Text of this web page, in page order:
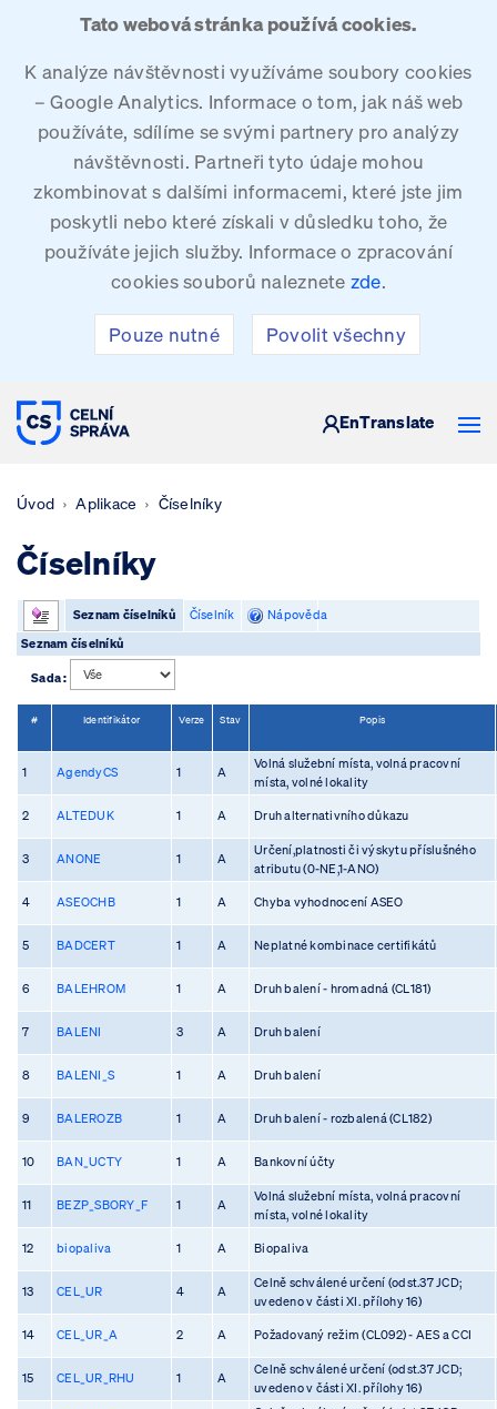
Tato webová stránka používá cookies.
K analýze návštěvnosti využíváme soubory cookies
– Google Analytics. Informace o tom, jak náš web
používáte, sdílíme se svými partnery pro analýzy
návštěvnosti. Partneři tyto údaje mohou
zkombinovat s dalšími informacemi, které jste jim
poskytli nebo které získali v důsledku toho, že
používáte jejich služby. Informace o zpracování
cookies souborů naleznete zde.
Pouze nutné Povolit všechny
CELNÍ SPRÁVA ČESKÉ REPUBLIKY
EnTranslate
Úvod Aplikace Číselníky
Číselníky
Seznam číselníků Číselník
Nápověda
Seznam číselníků
Sada :
# Identifikátor Verze Stav Popis
1 AgendyCS 1 A
Volná služební místa, volná pracovní
místa, volné lokality
2 ALTEDUK 1 A Druh alternativního důkazu
3 ANONE 1 A
Určení,platnosti či výskytu příslušného
atributu (0-NE,1-ANO)
4 ASEOCHB 1 A Chyba vyhodnocení ASEO
5 BADCERT 1 A Neplatné kombinace certifikátů
6 BALEHROM 1 A Druh balení - hromadná (CL181)
7 BALENI 3 A Druh balení
8 BALENI_S 1 A Druh balení
9 BALEROZB 1 A Druh balení - rozbalená (CL182)
10 BAN_UCTY 1 A Bankovní účty
11 BEZP_SBORY_F 1 A
Volná služební místa, volná pracovní
místa, volné lokality
12 biopaliva 1 A Biopaliva
13 CEL_UR 4 A
Celně schválené určení (odst.37 JCD;
uvedeno v části XI. přílohy 16)
14 CEL_UR_A 2 A Požadovaný režim (CL092) - AES a CCI
15 CEL_UR_RHU 1 A
Celně schválené určení (odst.37 JCD;
uvedeno v části XI. přílohy 16)